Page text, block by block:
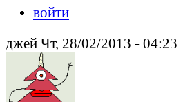
войти
джей Чт, 28/02/2013 - 04:23